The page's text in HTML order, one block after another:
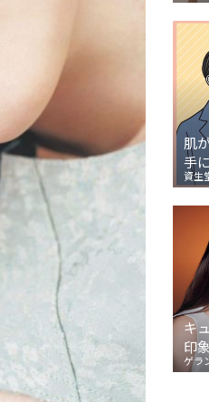
肌
手
資生
キ
印
ゲラ